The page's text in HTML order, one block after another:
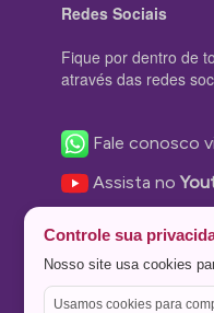
Redes Sociais
Fique por dentro de
através das redes
Fale conosco
Assista no
Nos siga no
Nos siga no
Controle sua
Nosso site usa cookies
Usamos cookies para